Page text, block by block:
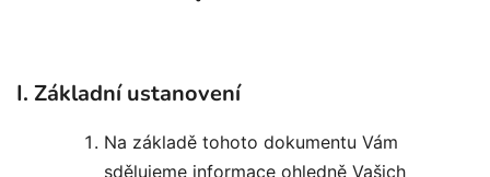
I. Základní ustanovení
Na základě tohoto dokumentu Vám
sdělujeme informace ohledně Vašich